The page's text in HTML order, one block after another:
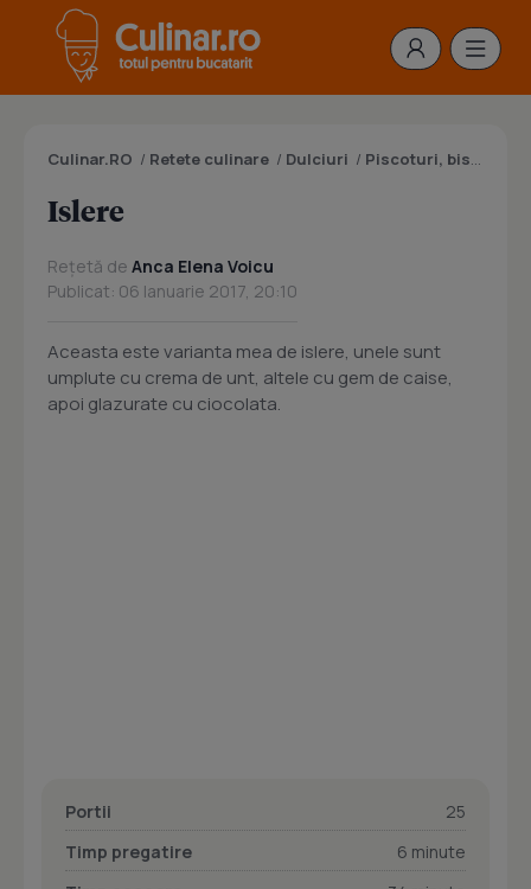
Culinar.RO / Retete culinare / Dulciuri / Piscoturi, biscuiti, pesmeti, fursecuri
Islere
Rețetă de Anca Elena Voicu
Publicat: 06 Ianuarie 2017, 20:10
Aceasta este varianta mea de islere, unele sunt
umplute cu crema de unt, altele cu gem de caise,
apoi glazurate cu ciocolata.
Portii
25
Timp pregatire
6 minute